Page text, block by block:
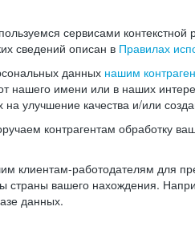
сервисами
сведений описан в Правилах
данных нашим
нашего имени или в наших
улучшение качества и/или
контрагентам обработку
работодателям для
страны вашего нахождения.
данных.